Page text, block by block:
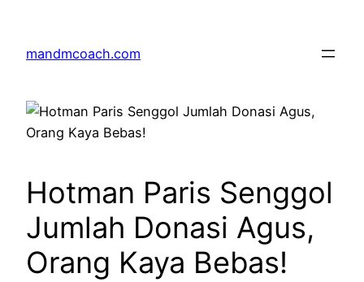
content
mandmcoach.com
Hotman Paris Senggol
Jumlah Donasi Agus,
Orang Kaya Bebas!